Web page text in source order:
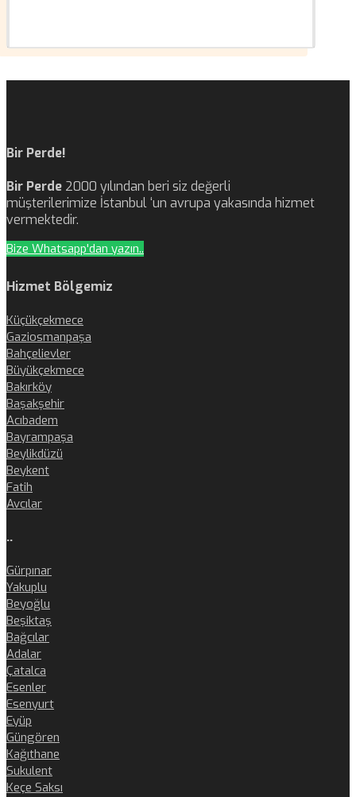
Bir Perde!
Bir Perde 2000 yılından beri siz değerli
müşterilerimize İstanbul ‘un avrupa yakasında hizmet
vermektedir.
Bize Whatsapp'dan yazın..
Hizmet Bölgemiz
Küçükçekmece
Gaziosmanpaşa
Bahçelievler
Büyükçekmece
Bakırköy
Başakşehir
Acıbadem
Bayrampaşa
Beylikdüzü
Beykent
Fatih
Avcılar
..
Gürpınar
Yakuplu
Beyoğlu
Beşiktaş
Bağcılar
Adalar
Çatalca
Esenler
Esenyurt
Eyüp
Güngören
Kağıthane
Sukulent
Keçe Saksı